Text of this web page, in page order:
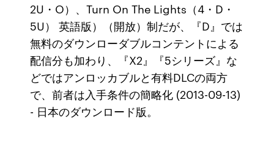
2U・O）、Turn On The Lights（4・D・
5U） 英語版）（開放）制だが、『D』では
無料のダウンローダブルコンテントによる
配信分も加わり、『X2』『5シリーズ』な
どではアンロッカブルと有料DLCの両方
で、前者は入手条件の簡略化 (2013-09-13)
- 日本のダウンロード版。